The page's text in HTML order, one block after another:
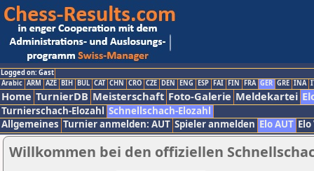
Logged on: Gast
Arabic ARM AZE BIH BUL CAT CHN CRO CZE DEN ENG ESP FAI FIN FRA GER GRE INA
Home TurnierDB Meisterschaft Foto-Galerie Meldekartei
Turnierschach-Elozahl Schnellschach-Elozahl
Allgemeines Turnier anmelden: AUT Spieler anmelden Elo AUT
Willkommen bei den offiziellen